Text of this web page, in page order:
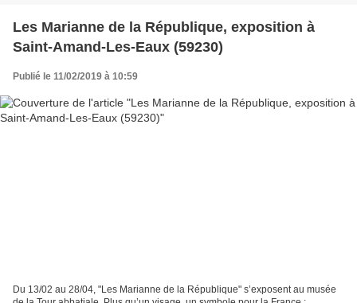
Les Marianne de la République, exposition à
Saint-Amand-Les-Eaux (59230)
Publié le 11/02/2019 à 10:59
Du 13/02 au 28/04, "Les Marianne de la République" s’exposent au musée